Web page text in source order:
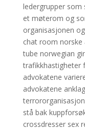
ledergrupper som
et møterom og
organisasjonen
chat room norske
tube norwegian
trafikkhastigheter
advokatene
advokatene
stå bak
crossdresser sex